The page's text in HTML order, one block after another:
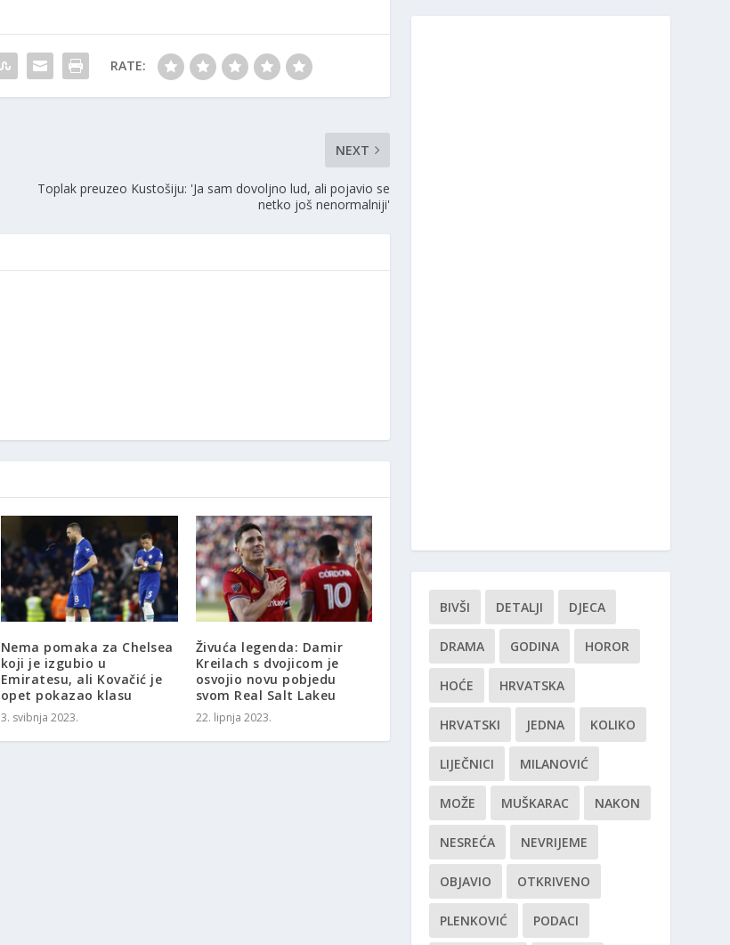
RATE:
NEXT
Toplak preuzeo Kustošiju: 'Ja sam dovoljno lud, ali pojavio se
netko još nenormalniji'
Nema pomaka za Chelsea
koji je izgubio u
Emiratesu, ali Kovačić je
opet pokazao klasu
3. svibnja 2023.
Živuća legenda: Damir
Kreilach s dvojicom je
osvojio novu pobjedu
svom Real Salt Lakeu
22. lipnja 2023.
BIVŠI DETALJI DJECA
DRAMA GODINA HOROR
HOĆE HRVATSKA
HRVATSKI JEDNA KOLIKO
LIJEČNICI MILANOVIĆ
MOŽE MUŠKARAC NAKON
NESREĆA NEVRIJEME
OBJAVIO OTKRIVENO
PLENKOVIĆ PODACI